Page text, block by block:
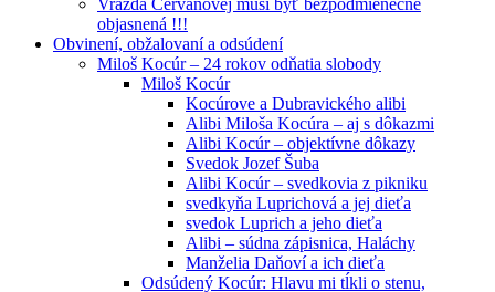
objasnená !!!
Obvinení, obžalovaní a odsúdení
Miloš Kocúr – 24 rokov odňatia slobody
Miloš Kocúr
Kocúrove a Dubravického alibi
Alibi Miloša Kocúra – aj s dôkazmi
Alibi Kocúr – objektívne dôkazy
Svedok Jozef Šuba
Alibi Kocúr – svedkovia z pikniku
svedkyňa Luprichová a jej dieťa
svedok Luprich a jeho dieťa
Alibi – súdna zápisnica, Haláchy
Manželia Daňoví a ich dieťa
Odsúdený Kocúr: Hlavu mi tĺkli o stenu,